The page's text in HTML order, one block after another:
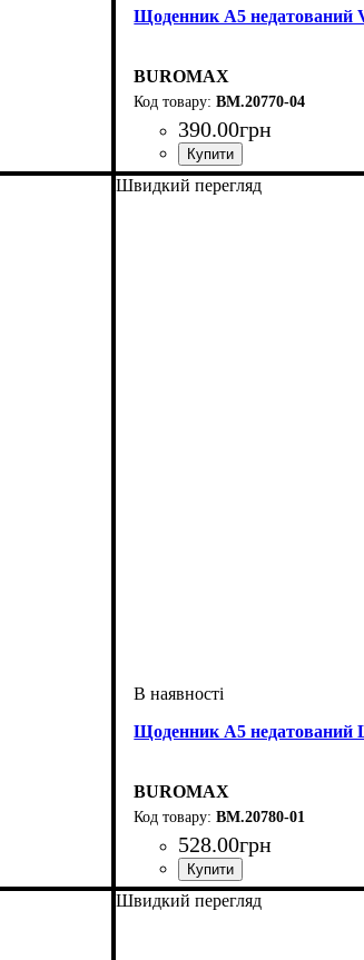
Щоденник А5 недатований
BUROMAX
BM.20770-04
390.00грн
Швидкий перегляд
Щоденник А5 недатований
BUROMAX
BM.20780-01
528.00грн
Швидкий перегляд